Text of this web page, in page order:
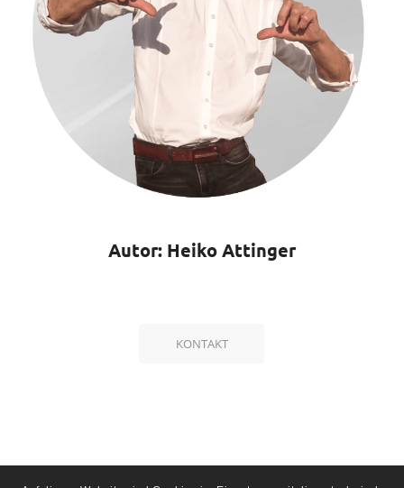
Autor: Heiko Attinger
KONTAKT